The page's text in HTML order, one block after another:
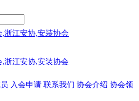
入会申请 联系我们 协会介绍 协会领